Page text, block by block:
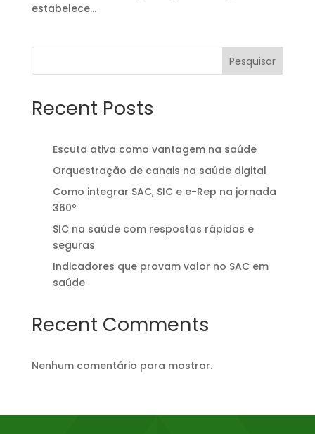
estabelece...
Pesquisar
Recent Posts
Escuta ativa como vantagem na saúde
Orquestração de canais na saúde digital
Como integrar SAC, SIC e e-Rep na jornada
360º
SIC na saúde com respostas rápidas e
seguras
Indicadores que provam valor no SAC em
saúde
Recent Comments
Nenhum comentário para mostrar.